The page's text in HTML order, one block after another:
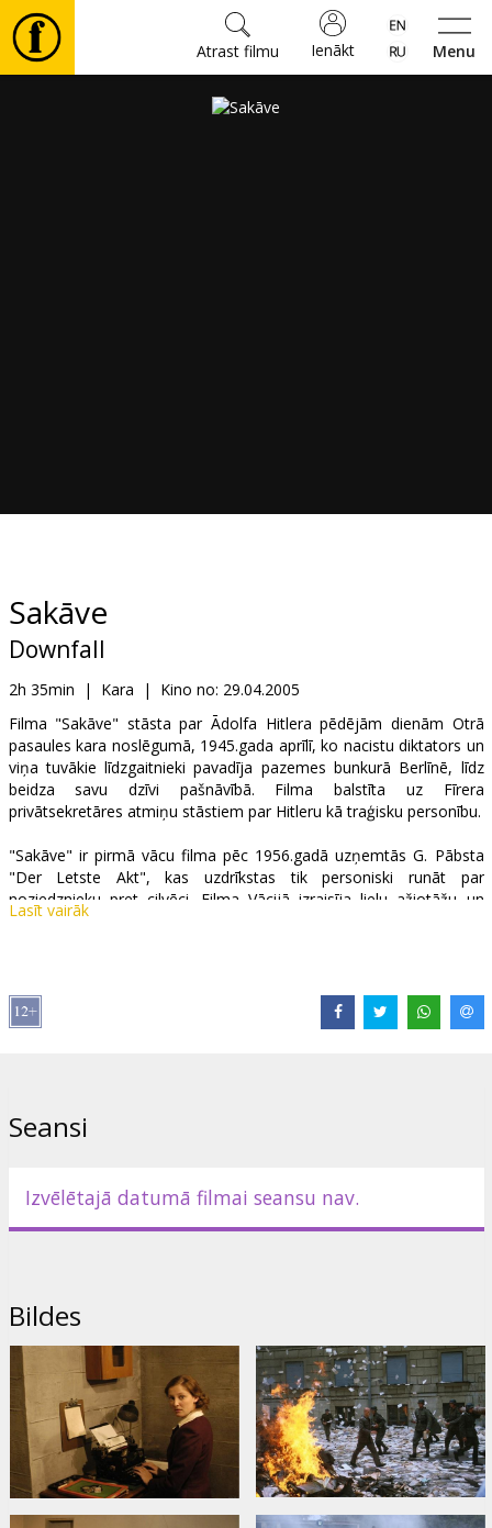
Menu
Ienākt
Atrast filmu
B2B
Kino
Klubs
Sakāve
Downfall
2h 35min | Kara | Kino no: 29.04.2005
Filma "Sakāve" stāsta par Ādolfa Hitlera pēdējām dienām Otrā
pasaules kara noslēgumā, 1945.gada aprīlī, ko nacistu diktators un
viņa tuvākie līdzgaitnieki pavadīja pazemes bunkurā Berlīnē, līdz
beidza savu dzīvi pašnāvībā. Filma balstīta uz Fīrera
privātsekretāres atmiņu stāstiem par Hitleru kā traģisku personību.
"Sakāve" ir pirmā vācu filma pēc 1956.gadā uzņemtās G. Pābsta
"Der Letste Akt", kas uzdrīkstas tik personiski runāt par
noziedznieku pret cilvēci. Filma Vācijā izraisīja lielu ažiotāžu un
pretrunīgas kritiķu atsauksmes. Galvenais pārmetums filmas
kliedzot: "Karš ir beidzies!". Viņš smalki izturas pret savām
asistentēm, ir mīļš pret suni.
ārzemju filmas "Oskaram" un citām balvām.
Harfouch, Thomas Kretschmann, Ulrich Matthes, Heino Ferch
Filma vācu valodā ar subtitriem latviešu un krievu valodās.
Lasīt vairāk
Seansi
Izvēlētajā datumā filmai seansu nav.
Bildes